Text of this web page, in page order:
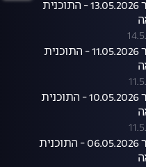
הצינור 13.05.2026 - התוכנית
הצינור 11.05.2026 - התוכנית
הצינור 10.05.2026 - התוכנית
הצינור 06.05.2026 - התוכנית